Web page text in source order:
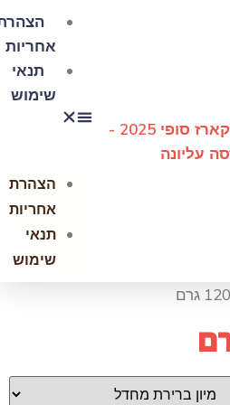
הצהרת
אחריות
תנאי
שימוש
הצהרת
אחריות
תנאי
שימוש